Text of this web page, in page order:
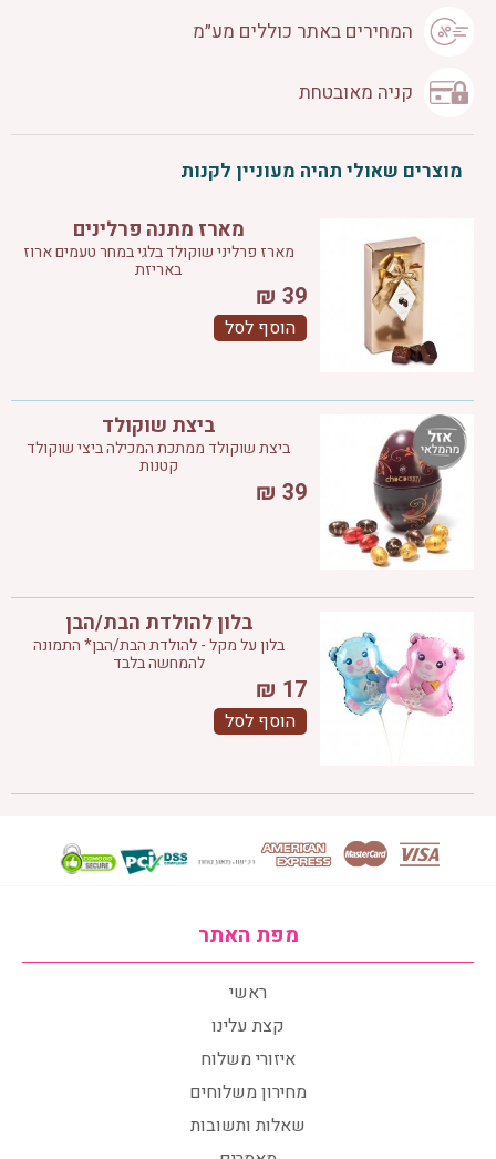
המחירים באתר כוללים מע״מ
קניה מאובטחת
מוצרים שאולי תהיה מעוניין לקנות
מארז מתנה פרלינים
מארז פרליני שוקולד בלגי במחר טעמים ארוז
באריזת
39
₪
הוסף לסל
ביצת שוקולד
ביצת שוקולד ממתכת המכילה ביצי שוקולד
קטנות
39
₪
בלון להולדת הבת/הבן
בלון על מקל - להולדת הבת/הבן* התמונה
להמחשה בלבד
17
₪
הוסף לסל
מפת האתר
ראשי
קצת עלינו
איזורי משלוח
מחירון משלוחים
שאלות ותשובות